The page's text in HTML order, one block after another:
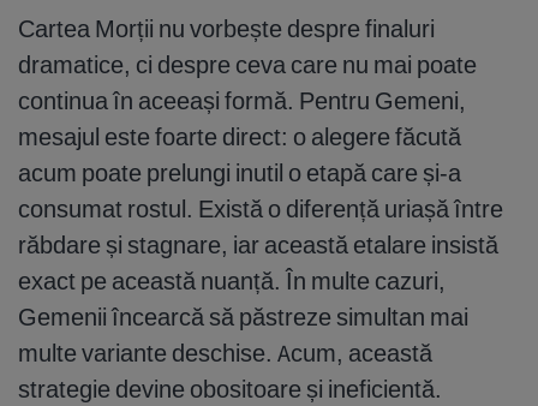
Cartea Morții nu vorbește despre finaluri
dramatice, ci despre ceva care nu mai poate
continua în aceeași formă. Pentru Gemeni,
mesajul este foarte direct: o alegere făcută
acum poate prelungi inutil o etapă care și-a
consumat rostul. Există o diferență uriașă între
răbdare și stagnare, iar această etalare insistă
exact pe această nuanță. În multe cazuri,
Gemenii încearcă să păstreze simultan mai
multe variante deschise. Acum, această
strategie devine obositoare și ineficientă.